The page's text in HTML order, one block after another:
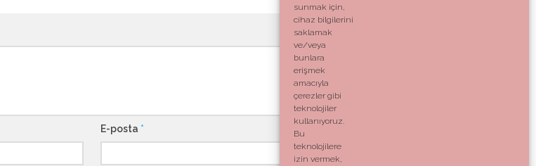
sunmak için,
cihaz bilgilerini
saklamak
ve/veya
bunlara
erişmek
amacıyla
çerezler gibi
teknolojiler
kullanıyoruz.
Bu
teknolojilere
izin vermek,
E-posta *